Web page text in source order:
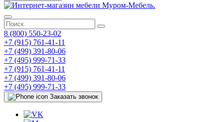
8 (800) 550-23-02
+7 (915) 761-41-11
+7 (499) 391-80-06
+7 (495) 999-71-33
+7 (915) 761-41-11
+7 (499) 391-80-06
+7 (495) 999-71-33
Заказать звонок